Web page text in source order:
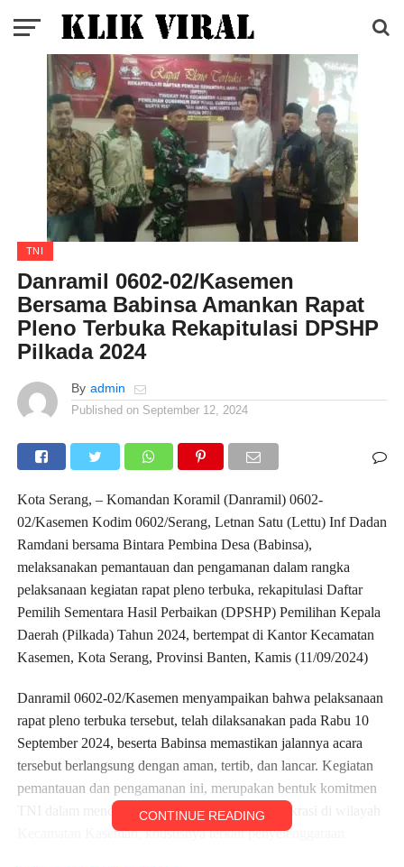
TNI
Danramil 0602-02/Kasemen
Bersama Babinsa Amankan Rapat
Pleno Terbuka Rekapitulasi DPSHP
Pilkada 2024
By admin
Published on September 12, 2024
Kota Serang, – Komandan Koramil (Danramil) 0602-
02/Kasemen Kodim 0602/Serang, Letnan Satu (Lettu) Inf Dadan
Ramdani bersama Bintara Pembina Desa (Babinsa),
melaksanakan pemantauan dan pengamanan dalam rangka
pelaksanaan kegiatan rapat pleno terbuka, rekapitulasi Daftar
Pemilih Sementara Hasil Perbaikan (DPSHP) Pemilihan Kepala
Daerah (Pilkada) Tahun 2024, bertempat di Kantor Kecamatan
Kasemen, Kota Serang, Provinsi Banten, Kamis (11/09/2024)
Danramil 0602-02/Kasemen menyampaikan bahwa pelaksanaan
rapat pleno terbuka tersebut, telah dilaksanakan pada Rabu 10
September 2024, beserta Babinsa memastikan jalannya acara
tersebut berlangsung dengan aman, tertib, dan lancar. Kegiatan
pemantauan dan pengamanan ini, merupakan bentuk komitmen
TNI dalam mendukung kelancaran proses demokrasi di wilayah
Kecamatan Kaseman, khususnya terkait penyelenggaraan
CONTINUE READING